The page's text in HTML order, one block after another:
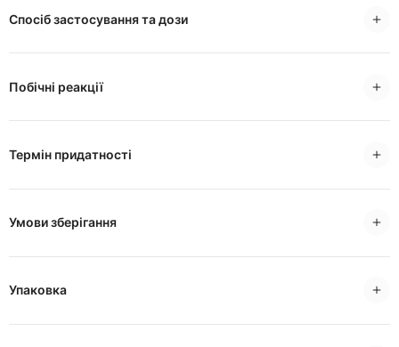
Спосіб застосування та дози
Побічні реакції
Термін придатності
Умови зберігання
Упаковка